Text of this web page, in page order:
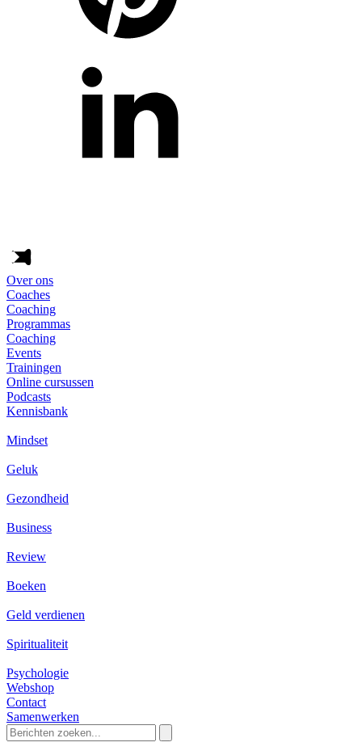
Over ons
Coaches
Coaching
Programmas
Coaching
Events
Trainingen
Online cursussen
Podcasts
Kennisbank
Mindset
Geluk
Gezondheid
Business
Review
Boeken
Geld verdienen
Spiritualiteit
Psychologie
Webshop
Contact
Samenwerken
Zoeken
naar: